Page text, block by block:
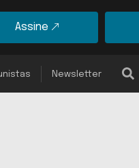
Assine
Newsletter